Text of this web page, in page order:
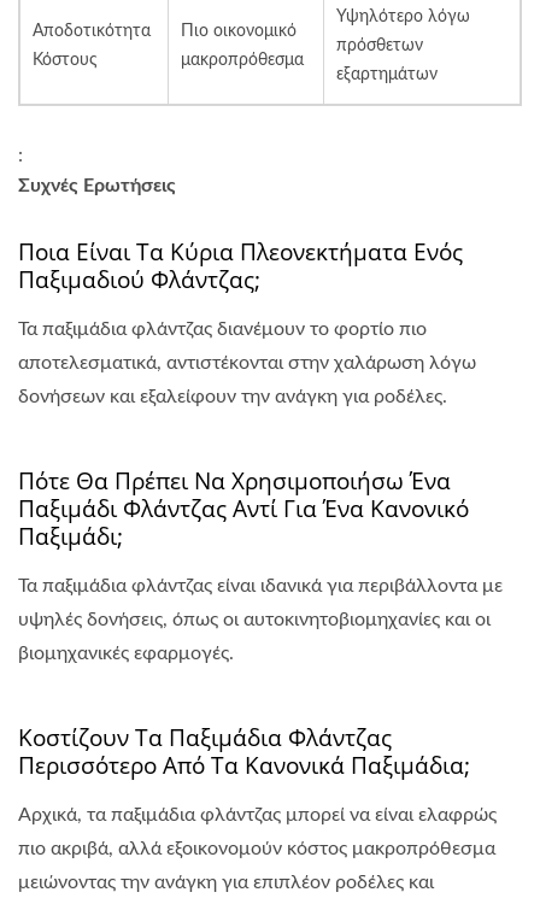
Αποδοτικότητα
Κόστους
Πιο οικονομικό
μακροπρόθεσμα
Υψηλότερο λόγω
πρόσθετων
εξαρτημάτων
:
Συχνές Ερωτήσεις
Ποια Είναι Τα Κύρια Πλεονεκτήματα Ενός
Παξιμαδιού Φλάντζας;
Τα παξιμάδια φλάντζας διανέμουν το φορτίο πιο
αποτελεσματικά, αντιστέκονται στην χαλάρωση λόγω
δονήσεων και εξαλείφουν την ανάγκη για ροδέλες.
Πότε Θα Πρέπει Να Χρησιμοποιήσω Ένα
Παξιμάδι Φλάντζας Αντί Για Ένα Κανονικό
Παξιμάδι;
Τα παξιμάδια φλάντζας είναι ιδανικά για περιβάλλοντα με
υψηλές δονήσεις, όπως οι αυτοκινητοβιομηχανίες και οι
βιομηχανικές εφαρμογές.
Κοστίζουν Τα Παξιμάδια Φλάντζας
Περισσότερο Από Τα Κανονικά Παξιμάδια;
Αρχικά, τα παξιμάδια φλάντζας μπορεί να είναι ελαφρώς
πιο ακριβά, αλλά εξοικονομούν κόστος μακροπρόθεσμα
μειώνοντας την ανάγκη για επιπλέον ροδέλες και